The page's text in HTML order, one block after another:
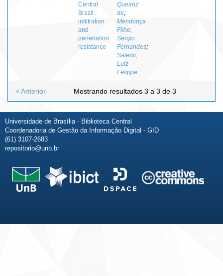
Central
Brazil :
infiltration
and
penetration
resistance
Queiroz
de;
Mendonça
Filho,
Sergio
Fernandes;
Salemi,
Luiz
Felippe
Mostrando resultados 3 a 3 de 3
< Anterior
Universidade de Brasília - Biblioteca Central
Coordenadoria de Gestão da Informação Digital - GID
(61) 3107-2683
repositorio@unb.br